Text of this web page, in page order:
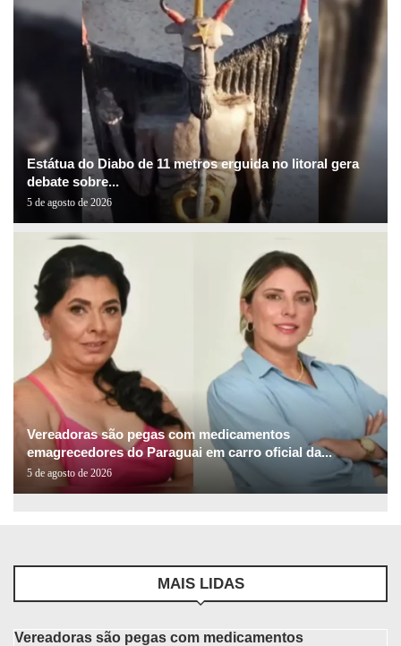
Estátua do Diabo de 11 metros erguida no litoral gera
debate sobre...
5 de agosto de 2026
Vereadoras são pegas com medicamentos
emagrecedores do Paraguai em carro oficial da...
5 de agosto de 2026
MAIS LIDAS
Vereadoras são pegas com medicamentos